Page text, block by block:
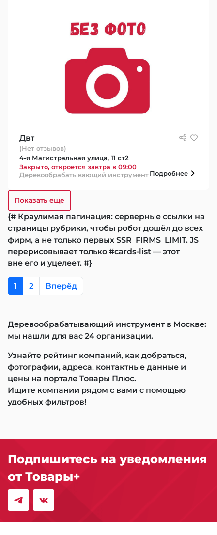
Двт
(Нет отзывов)
4-я Магистральная улица, 11 ст2
Закрыто, откроется завтра в 09:00
Деревообрабатывающий инструментПодробнее
Показать еще
{# Краулимая пагинация: серверные ссылки на
страницы рубрики, чтобы робот дошёл до всех
фирм, а не только первых SSR_FIRMS_LIMIT. JS
перерисовывает только #cards-list — этот
вне его и уцелеет. #}
1 2 Вперёд
Деревообрабатывающий инструмент в Москве:
мы нашли для вас 24 организации.
Узнайте рейтинг компаний, как добраться,
фотографии, адреса, контактные данные и
цены на портале Товары Плюс.
Ищите компании рядом с вами с помощью
удобных фильтров!
Подпишитесь на уведомления
от Товары+